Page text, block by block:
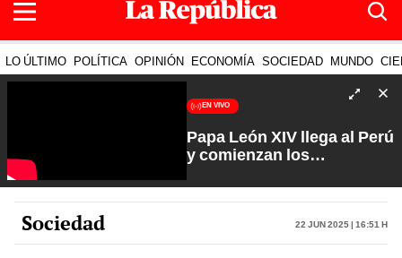
LO ÚLTIMO POLÍTICA OPINIÓN ECONOMÍA SOCIEDAD MUNDO
EN VIVO
Papa León XIV llega al Perú
y comienzan los
Te Olvide con Carlos
Cornejo
Sociedad 22 Jun 2025 | 16:51 h